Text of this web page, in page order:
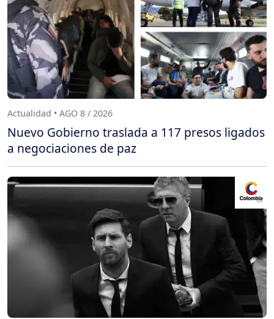
Actualidad • AGO 8 / 2026
Nuevo Gobierno traslada a 117 presos ligados
a negociaciones de paz